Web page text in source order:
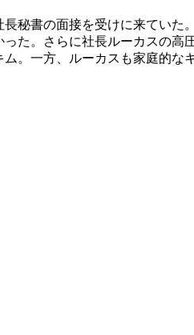
秘書の面接を受けに来てい
た。さらに社長ルーカスの
。一方、ルーカスも家庭的な